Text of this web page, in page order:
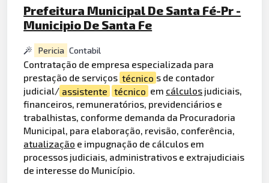
Prefeitura Municipal De Santa Fé-Pr -
Municipio De Santa Fe
Pericia Contabil
Contratação de empresa especializada para
prestação de serviços técnico s de contador
judicial/ assistente técnico em cálculos judiciais,
financeiros, remuneratórios, previdenciários e
trabalhistas, conforme demanda da Procuradoria
Municipal, para elaboração, revisão, conferência,
atualização e impugnação de cálculos em
processos judiciais, administrativos e extrajudiciais
de interesse do Município.